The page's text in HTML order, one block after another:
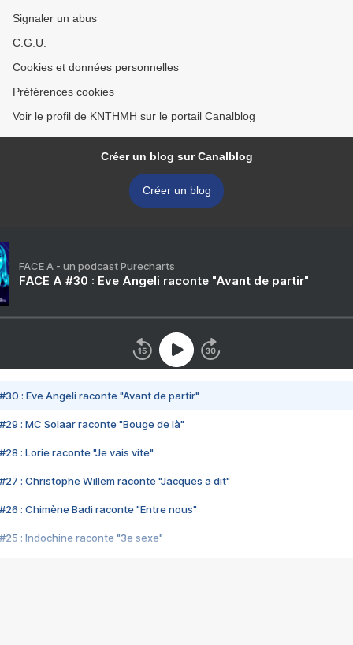
Signaler un abus
C.G.U.
Cookies et données personnelles
Préférences cookies
Voir le profil de KNTHMH sur le portail Canalblog
Créer un blog sur Canalblog
Créer un blog
FACE A - un podcast Purecharts
FACE A #30 : Eve Angeli raconte "Avant de partir"
#30 : Eve Angeli raconte "Avant de partir"
#29 : MC Solaar raconte "Bouge de là"
#28 : Lorie raconte "Je vais vite"
#27 : Christophe Willem raconte "Jacques a dit"
#26 : Chimène Badi raconte "Entre nous"
#25 : Indochine raconte "3e sexe"